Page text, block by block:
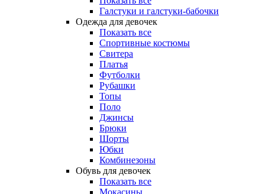
Галстуки и галстуки-бабочки
Одежда для девочек
Показать все
Спортивные костюмы
Свитера
Платья
Футболки
Рубашки
Топы
Поло
Джинсы
Брюки
Шорты
Юбки
Комбинезоны
Обувь для девочек
Показать все
Мокасины